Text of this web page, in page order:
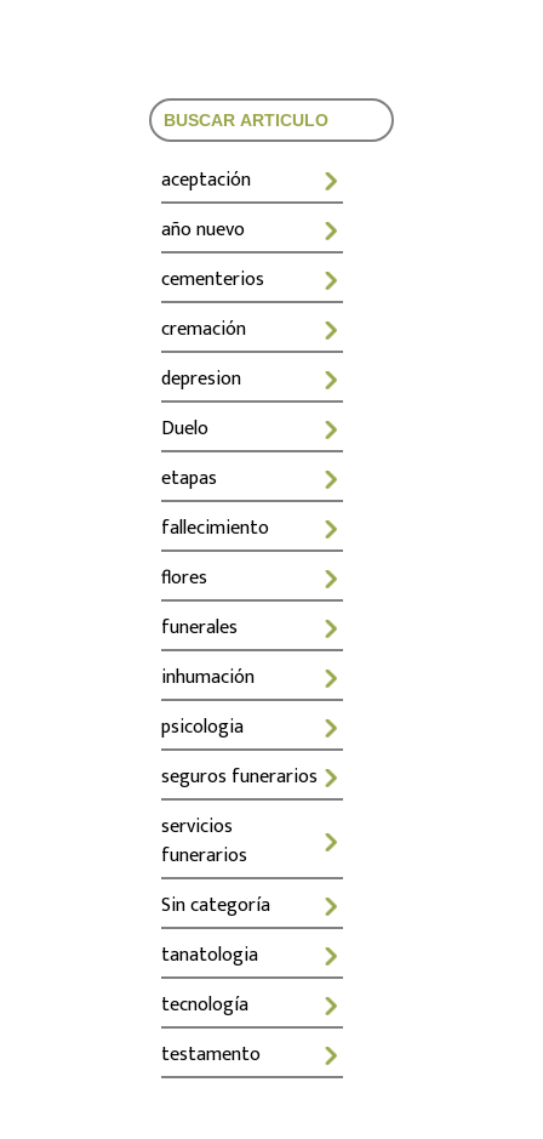
Search
for:
aceptación
año nuevo
cementerios
cremación
depresion
Duelo
etapas
fallecimiento
flores
funerales
inhumación
psicologia
seguros funerarios
servicios
funerarios
Sin categoría
tanatologia
tecnología
testamento